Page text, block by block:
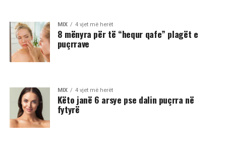
MIX 4 vjet më herët
8 mënyra për të “hequr qafe” plagët e
puçrrave
MIX 4 vjet më herët
Këto janë 6 arsye pse dalin puçrra në
fytyrë